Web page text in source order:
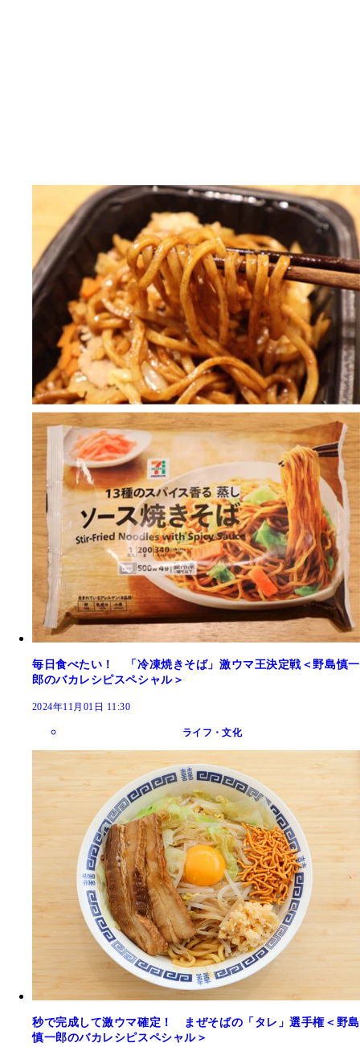
毎日食べたい！ 「冷凍焼きそば」激ウマ王決定戦＜野島慎一
郎のバカレシピスペシャル＞
2024年11月01日 11:30
ライフ・文化
秒で完成して激ウマ確定！ まぜそばの「タレ」選手権＜野島
慎一郎のバカレシピスペシャル＞